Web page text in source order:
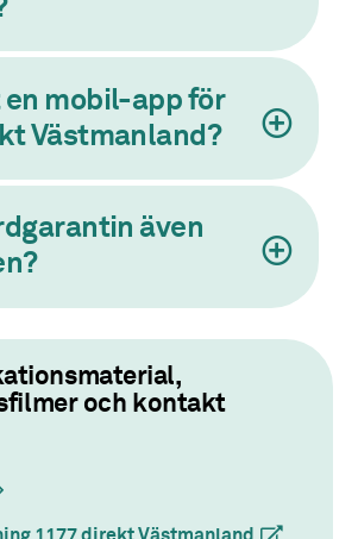
en mobil-app för
Västmanland?
även
och kontakt